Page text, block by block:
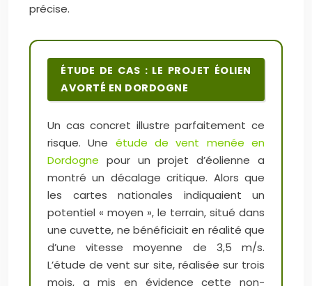
précise.
ÉTUDE DE CAS : LE PROJET ÉOLIEN
AVORTÉ EN DORDOGNE
Un cas concret illustre parfaitement ce
risque. Une étude de vent menée en
Dordogne pour un projet d’éolienne a
montré un décalage critique. Alors que
les cartes nationales indiquaient un
potentiel « moyen », le terrain, situé dans
une cuvette, ne bénéficiait en réalité que
d’une vitesse moyenne de 3,5 m/s.
L’étude de vent sur site, réalisée sur trois
mois, a mis en évidence cette non-